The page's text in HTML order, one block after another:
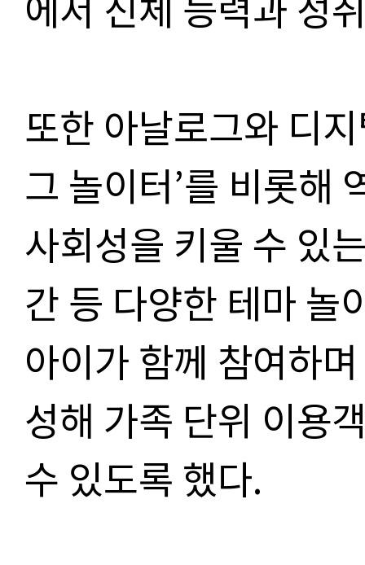
또한 아날로그와 디
그 놀이터’를 비롯해
사회성을 키울 수 있
간 등 다양한 테마 놀
아이가 함께 참여하
성해 가족 단위 이용
수 있도록 했다.